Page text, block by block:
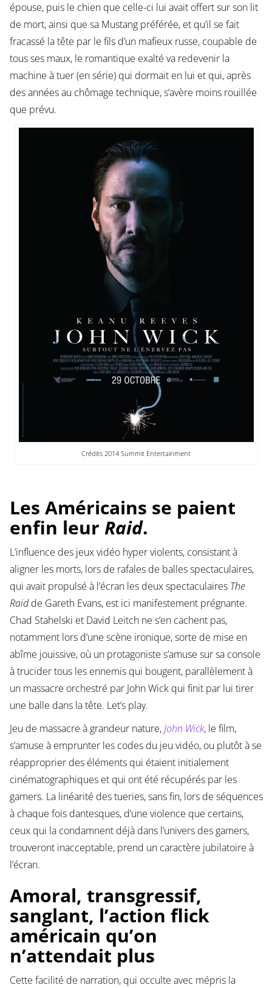
épouse, puis le chien que celle-ci lui avait offert sur son lit
de mort, ainsi que sa Mustang préférée, et qu’il se fait
fracassé la tête par le fils d’un mafieux russe, coupable de
tous ses maux, le romantique exalté va redevenir la
machine à tuer (en série) qui dormait en lui et qui, après
des années au chômage technique, s’avère moins rouillée
que prévu.
Crédits 2014 Summit Entertainment
Les Américains se paient
enfin leur Raid.
L’influence des jeux vidéo hyper violents, consistant à
aligner les morts, lors de rafales de balles spectaculaires,
qui avait propulsé à l’écran les deux spectaculaires The
Raidde Gareth Evans, est ici manifestement prégnante.
Chad Stahelski et David Leitch ne s’en cachent pas,
notamment lors d’une scène ironique, sorte de mise en
abîme jouissive, où un protagoniste s’amuse sur sa console
à trucider tous les ennemis qui bougent, parallèlement à
un massacre orchestré par John Wick qui finit par lui tirer
une balle dans la tête. Let’s play.
Jeu de massacre à grandeur nature,John Wick, le film,
s’amuse à emprunter les codes du jeu vidéo, ou plutôt à se
réapproprier des éléments qui étaient initialement
cinématographiques et qui ont été récupérés par les
gamers. La linéarité des tueries, sans fin, lors de séquences
à chaque fois dantesques, d’une violence que certains,
ceux qui la condamnent déjà dans l’univers des gamers,
trouveront inacceptable, prend un caractère jubilatoire à
l’écran.
Amoral, transgressif,
sanglant, l’action flick
américain qu’on
n’attendait plus
Cette facilité de narration, qui occulte avec mépris la